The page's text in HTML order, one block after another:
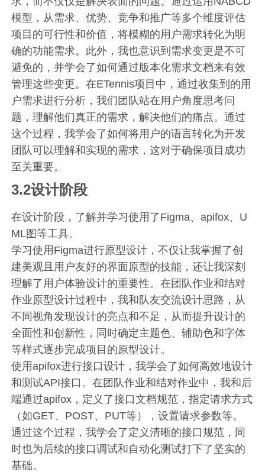
模型，从需求、优势、竞争和推广等多个维度评估
项目的可行性和价值，将模糊的用户需求转化为明
确的功能需求。此外，我也意识到需求变更是不可
避免的，并学会了如何通过版本化需求文档来有效
管理这些变更。在ETennis项目中，通过收集到的用
户需求进行分析，我们团队站在用户角度思考问
题，理解他们真正的需求，解决他们的痛点。通过
这个过程，我学会了如何将用户的语言转化为开发
团队可以理解和实现的需求，这对于确保项目成功
至关重要。
3.2设计阶段
在设计阶段，了解并学习使用了Figma、apifox、U
ML图等工具。
学习使用Figma进行原型设计，不仅让我掌握了创
建美观且用户友好的界面原型的技能，还让我深刻
理解了用户体验设计的重要性。在团队作业和结对
作业原型设计过程中，我和队友交流设计思路，从
不同视角发现设计的亮点和不足，从而提升设计的
全面性和创新性，同时确定主题色、辅助色和字体
等样式逐步完成项目的原型设计。
使用apifox进行接口设计，我学会了如何高效地设计
和测试API接口。在团队作业和结对作业中，我和后
端通过apifox，定义了接口文档规范，指定请求方式
（如GET、POST、PUT等），设置请求参数等。
通过这个过程，我学会了定义清晰的接口规范，同
时也为后续的接口调试和自动化测试打下了坚实的
基础。